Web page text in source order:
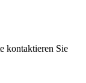
kontaktieren Sie